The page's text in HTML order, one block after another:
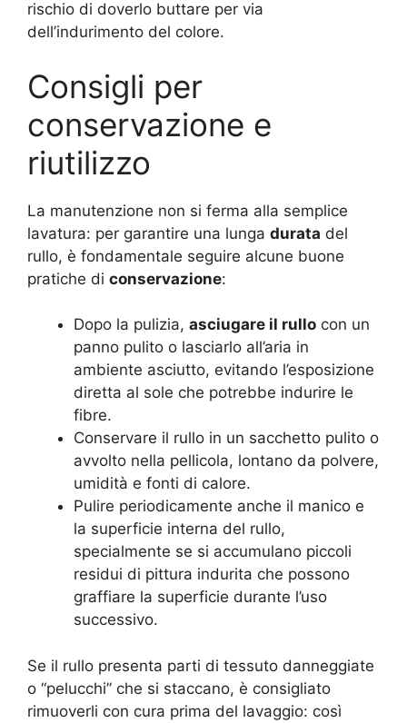
rischio di doverlo buttare per via
dell’indurimento del colore.
Consigli per
conservazione e
riutilizzo
La manutenzione non si ferma alla semplice
lavatura: per garantire una lunga durata del
rullo, è fondamentale seguire alcune buone
pratiche di conservazione:
Dopo la pulizia, asciugare il rullo con un
panno pulito o lasciarlo all’aria in
ambiente asciutto, evitando l’esposizione
diretta al sole che potrebbe indurire le
fibre.
Conservare il rullo in un sacchetto pulito o
avvolto nella pellicola, lontano da polvere,
umidità e fonti di calore.
Pulire periodicamente anche il manico e
la superficie interna del rullo,
specialmente se si accumulano piccoli
residui di pittura indurita che possono
graffiare la superficie durante l’uso
successivo.
Se il rullo presenta parti di tessuto danneggiate
o “pelucchi” che si staccano, è consigliato
rimuoverli con cura prima del lavaggio: così